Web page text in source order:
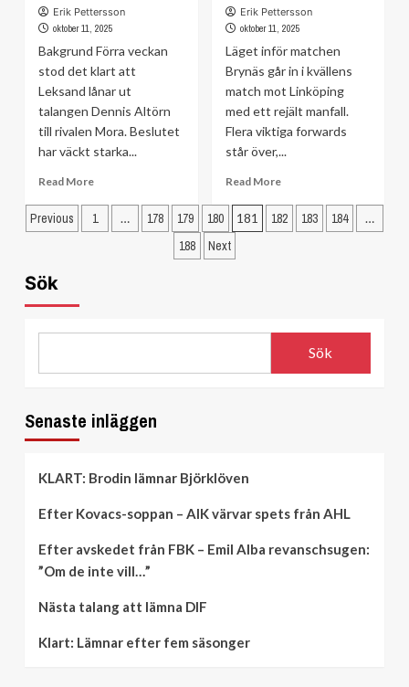
är
långt
bort”
skada
på
uppvärmningen
Erik Pettersson
oktober 11, 2025
Bakgrund Förra veckan
stod det klart att
Leksand lånar ut
talangen Dennis Altörn
till rivalen Mora. Beslutet
har väckt starka...
Read MoreRead
about
Expertens
supportrarna”
Erik Pettersson
oktober 11, 2025
Läget inför matchen
Brynäs går in i kvällens
match mot Linköping
med ett rejält manfall.
Flera viktiga forwards
står över,...
Read MoreRead
about
Brynäs
(!)
seniorforwards
Sidnumrering
för
Previous 1 … 178 179 180 181 182 183 184 …
188 Next
Sök
Sök
Senaste inläggen
KLART: Brodin lämnar Björklöven
Efter Kovacs-soppan – AIK värvar spets från AHL
Efter avskedet från FBK – Emil Alba revanschsugen:
”Om de inte vill…”
Nästa talang att lämna DIF
Klart: Lämnar efter fem säsonger